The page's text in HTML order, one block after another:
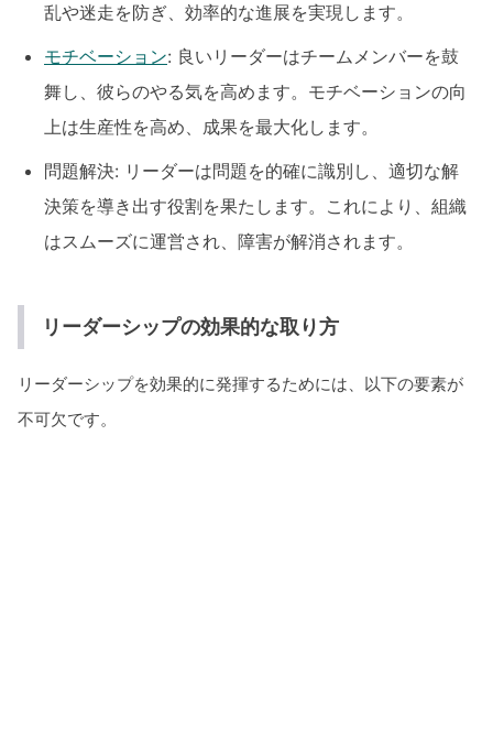
乱や迷走を防ぎ、効率的な進展を実現します。
モチベーション: 良いリーダーはチームメンバーを鼓
舞し、彼らのやる気を高めます。モチベーションの向
上は生産性を高め、成果を最大化します。
問題解決: リーダーは問題を的確に識別し、適切な解
決策を導き出す役割を果たします。これにより、組織
はスムーズに運営され、障害が解消されます。
リーダーシップの効果的な取り方
リーダーシップを効果的に発揮するためには、以下の要素が
不可欠です。